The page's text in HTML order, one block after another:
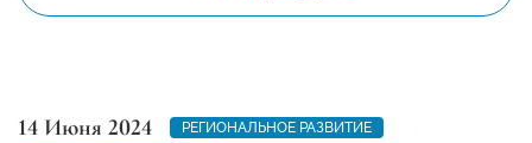
14 Июня 2024
РЕГИОНАЛЬНОЕ РАЗВИТИЕ